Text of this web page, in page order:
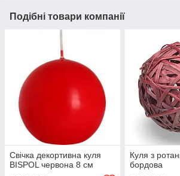
Подібні товари компанії
Свічка декортивна куля
BISPOL червона 8 см
Куля з
бордова